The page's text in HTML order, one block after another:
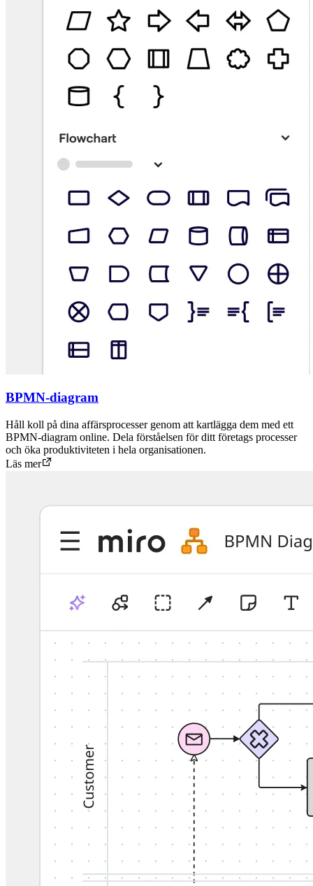
BPMN-diagram
Håll koll på dina affärsprocesser genom att kartlägga dem med ett
BPMN-diagram online. Dela förståelsen för ditt företags processer
och öka produktiviteten i hela organisationen.
Läs mer